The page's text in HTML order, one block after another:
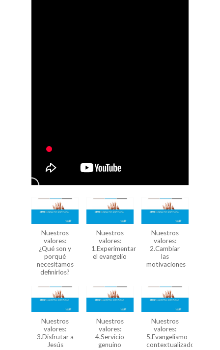
Nuestros
valores:
¿Qué son y
porqué
necesitamos
definirlos?
Nuestros
valores:
1.Experimentar
el evangelio
Nuestros
valores:
2.Cambiar
las
motivaciones
Nuestros
valores:
3.Disfrutar a
Jesús
Nuestros
valores:
4.Servicio
genuino
Nuestros
valores:
5.Evangelismo
contextualizado